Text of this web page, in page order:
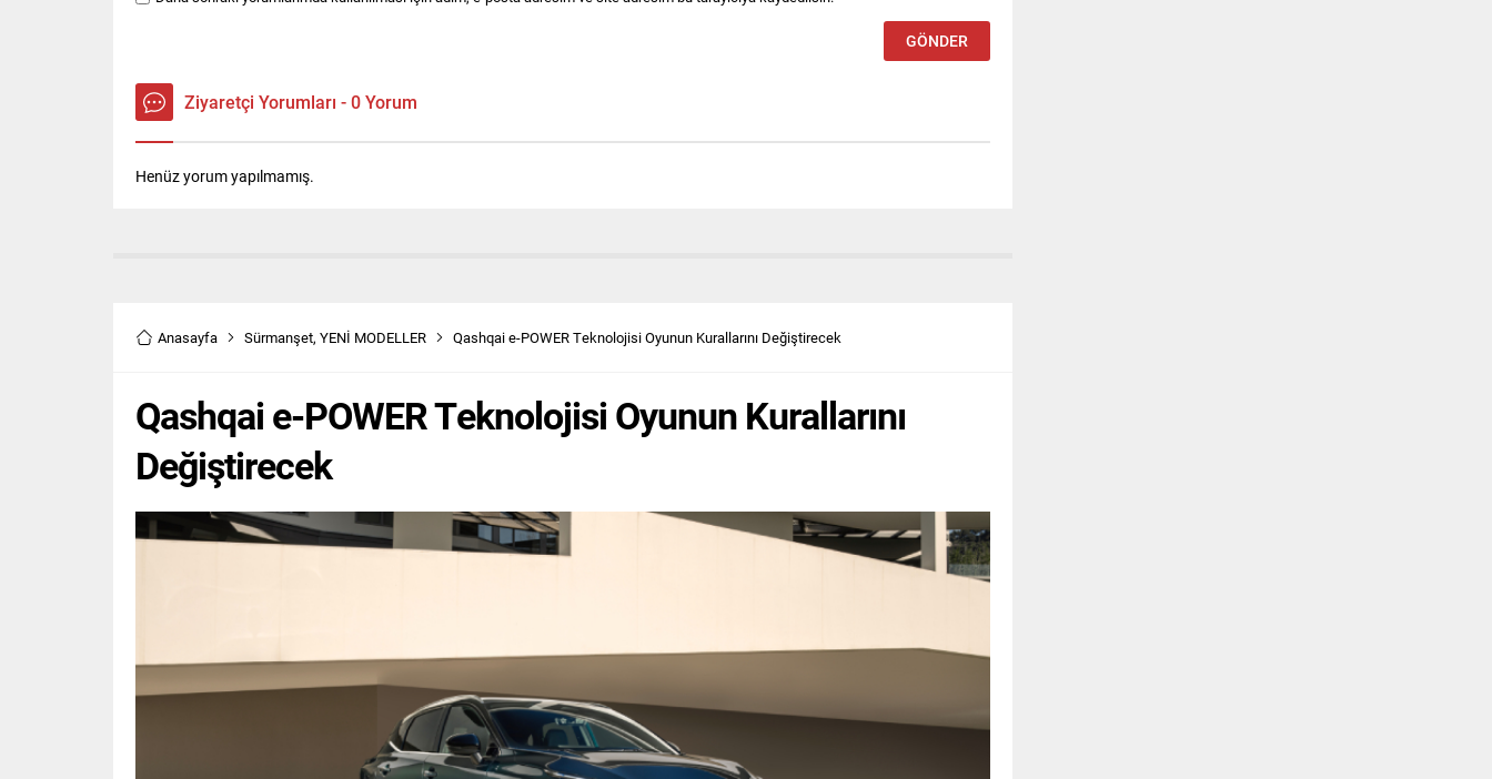
Ziyaretçi Yorumları - 0 Yorum
Henüz yorum yapılmamış.
Anasayfa Sürmanşet, YENİ MODELLER Qashqai e-POWER Teknolojisi Oyunun Kurallarını Değiştirecek
Qashqai e-POWER Teknolojisi Oyunun Kurallarını
Değiştirecek